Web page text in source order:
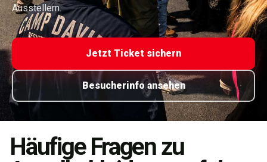
Ausstellern.
Jetzt Ticket sichern
Besucherinfo ansehen
Häufige Fragen zu